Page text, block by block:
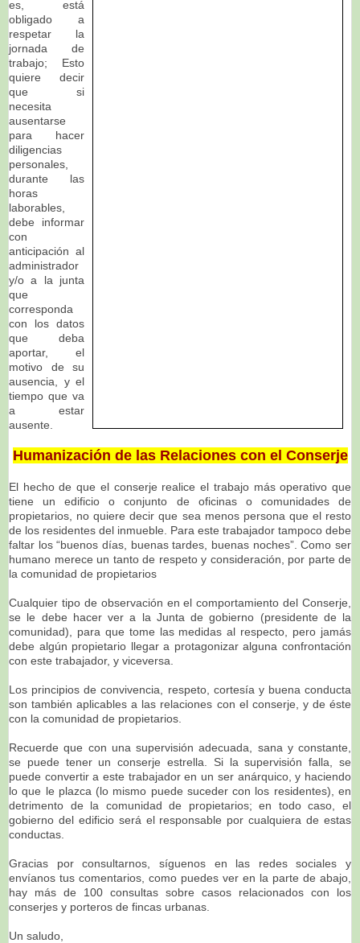
es, está
obligado a
respetar la
jornada de
trabajo; Esto
quiere decir
que si
necesita
ausentarse
para hacer
diligencias
personales,
durante las
horas
laborables,
debe informar
con
anticipación al
administrador
y/o a la junta
que
corresponda
con los datos
que deba
aportar, el
motivo de su
ausencia, y el
tiempo que va
a estar
ausente.
Humanización de las Relaciones con el Conserje
El hecho de que el conserje realice el trabajo más operativo que
tiene un edificio o conjunto de oficinas o comunidades de
propietarios, no quiere decir que sea menos persona que el resto
de los residentes del inmueble. Para este trabajador tampoco debe
faltar los “buenos días, buenas tardes, buenas noches”. Como ser
humano merece un tanto de respeto y consideración, por parte de
la comunidad de propietarios
Cualquier tipo de observación en el comportamiento del Conserje,
se le debe hacer ver a la Junta de gobierno (presidente de la
comunidad), para que tome las medidas al respecto, pero jamás
debe algún propietario llegar a protagonizar alguna confrontación
con este trabajador, y viceversa.
Los principios de convivencia, respeto, cortesía y buena conducta
son también aplicables a las relaciones con el conserje, y de éste
con la comunidad de propietarios.
Recuerde que con una supervisión adecuada, sana y constante,
se puede tener un conserje estrella. Si la supervisión falla, se
puede convertir a este trabajador en un ser anárquico, y haciendo
lo que le plazca (lo mismo puede suceder con los residentes), en
detrimento de la comunidad de propietarios; en todo caso, el
gobierno del edificio será el responsable por cualquiera de estas
conductas.
Gracias por consultarnos, síguenos en las redes sociales y
envíanos tus comentarios, como puedes ver en la parte de abajo,
hay más de 100 consultas sobre casos relacionados con los
conserjes y porteros de fincas urbanas.
Un saludo,